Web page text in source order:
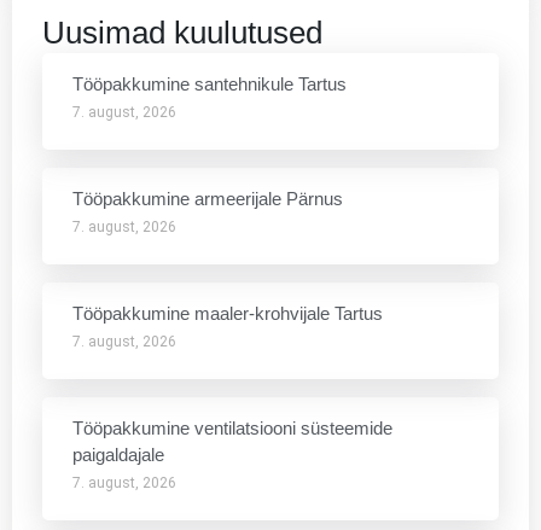
Uusimad kuulutused
Tööpakkumine santehnikule Tartus
7. august, 2026
Tööpakkumine armeerijale Pärnus
7. august, 2026
Tööpakkumine maaler-krohvijale Tartus
7. august, 2026
Tööpakkumine ventilatsiooni süsteemide
paigaldajale
7. august, 2026